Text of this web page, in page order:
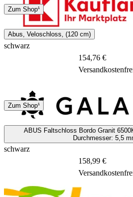
DHL
3 - 8 Tage
Zum Shop¹
Abus, Veloschloss, (120 cm)
schwarz
DHL
Sonstige
4 - 8 Tage
154,76 €
Zum Shop¹
ABUS Faltschloss Bordo Granit
Durchmesser: 5,5
schwarz
158,99 €